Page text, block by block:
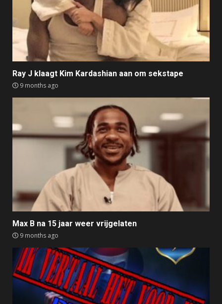
Ray J klaagt Kim Kardashian aan om sekstape
9 months ago
Max B na 15 jaar weer vrijgelaten
9 months ago